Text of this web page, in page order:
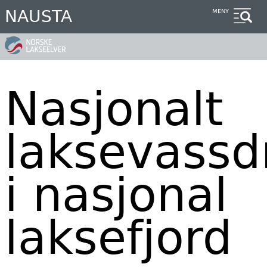
Hopp
til
hovedinnhold
NAUSTA MENY
Nasjonalt
i nasjonal
laksefjord